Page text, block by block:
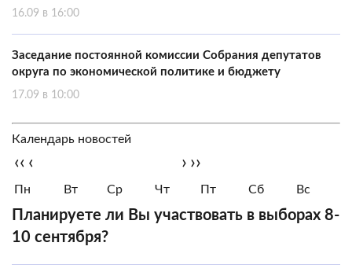
16.09 в 16:00
Заседание постоянной комиссии Собрания депутатов
округа по экономической политике и бюджету
17.09 в 10:00
Календарь новостей
‹‹ ‹ › ››
Пн Вт Ср Чт Пт Сб Вс
Планируете ли Вы участвовать в выборах 8-
10 сентября?